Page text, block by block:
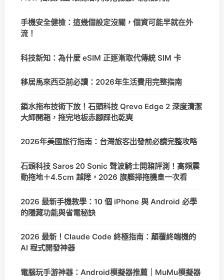
手機安全健檢：這幾個設定沒關，個資可能早就在外
流！
科技新知：為什麼 eSIM 正逐漸取代傳統 SIM 卡
移居馬來西亞前必讀：2026年生活費用完整指南
鎖水拖布技術下放！石頭科技 Qrevo Edge 2 深度清潔
大師開箱，拖完地板赤腳踩也乾爽
2026年美國旅行指南：台灣旅客出發前必讀完整攻略
石頭科技 Saros 20 Sonic 聲波騎士開箱評測！高頻震
動拖地＋4.5cm 越障，2026 旗艦掃拖機皇一次看
2026 最新手機教學：10 個 iPhone 與 Android 必學
的隱藏功能與省電秘訣
2026 最新！Claude Code 終極指南：顛覆終端機的
AI 程式開發神器
電腦玩手游神器：Android模擬器推薦｜MuMu模擬器